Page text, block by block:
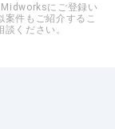
にご登録い
件もご紹介するこ
ください。